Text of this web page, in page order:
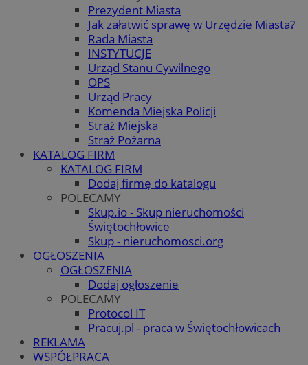
Prezydent Miasta
Jak załatwić sprawę w Urzędzie Miasta?
Rada Miasta
INSTYTUCJE
Urząd Stanu Cywilnego
OPS
Urząd Pracy
Komenda Miejska Policji
Straż Miejska
Straż Pożarna
KATALOG FIRM
KATALOG FIRM
Dodaj firmę do katalogu
POLECAMY
Skup.io - Skup nieruchomości
Świętochłowice
Skup - nieruchomosci.org
OGŁOSZENIA
OGŁOSZENIA
Dodaj ogłoszenie
POLECAMY
Protocol IT
Pracuj.pl - praca w Świętochłowicach
REKLAMA
WSPÓŁPRACA